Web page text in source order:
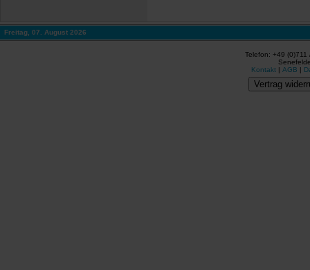
Freitag, 07. August 2026
Telefon: +49
Kontakt | AGB |
Vertrag